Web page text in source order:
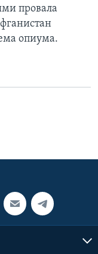
провала
опиума.